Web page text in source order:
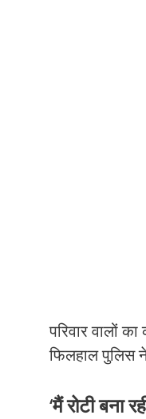
परिवार वालों
फिलहाल पुलिस
‘मैं रोटी बना